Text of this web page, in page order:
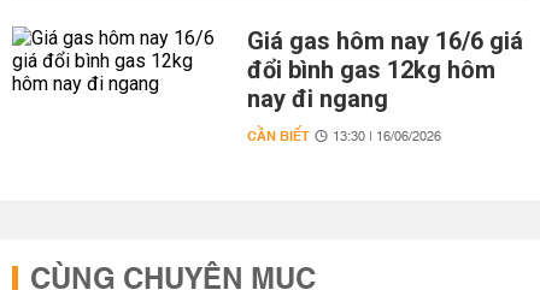
Giá gas hôm nay 16/6 giá
đổi bình gas 12kg hôm
nay đi ngang
CẦN BIẾT 13:30 | 16/06/2026